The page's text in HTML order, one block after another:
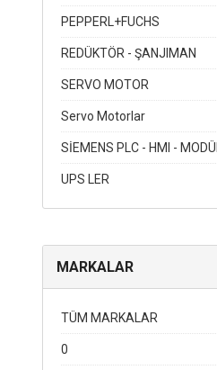
PEPPERL+FUCHS
REDÜKTÖR - ŞANJIMAN
SERVO MOTOR
Servo Motorlar
SİEMENS PLC - HMI - MODÜL
UPS LER
MARKALAR
TÜM MARKALAR
0